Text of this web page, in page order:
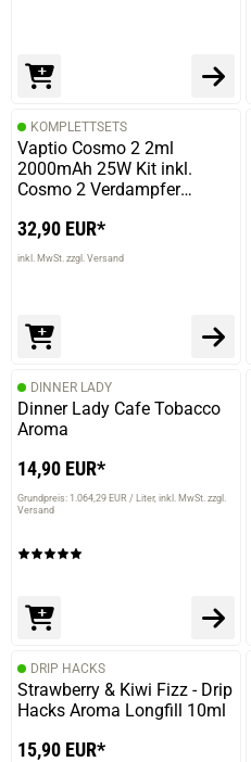
prev
KOMPLETTSETS
Vaptio Cosmo 2 2ml
2000mAh 25W Kit inkl.
Cosmo 2 Verdampfer
32,90 EUR*
inkl. MwSt. zzgl. Versand
DINNER LADY
Dinner Lady Cafe Tobacco
Aroma
14,90 EUR*
Grundpreis: 1.064,29 EUR / Liter inkl. MwSt. zzgl.
Versand
DRIP HACKS
Strawberry & Kiwi Fizz - Drip
Hacks Aroma Longfill 10ml
15,90 EUR*